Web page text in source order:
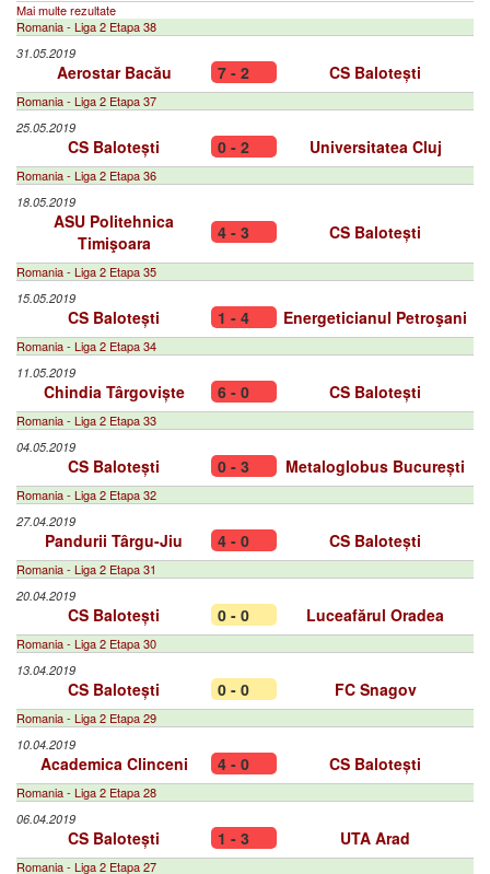
Mai multe rezultate
Romania - Liga 2 Etapa 38
31.05.2019
Aerostar Bacău 7 - 2 CS Balotești
Romania - Liga 2 Etapa 37
25.05.2019
CS Balotești 0 - 2 Universitatea Cluj
Romania - Liga 2 Etapa 36
18.05.2019
ASU Politehnica
Timişoara
4 - 3 CS Balotești
Romania - Liga 2 Etapa 35
15.05.2019
CS Balotești 1 - 4 Energeticianul Petroşani
Romania - Liga 2 Etapa 34
11.05.2019
Chindia Târgoviște 6 - 0 CS Balotești
Romania - Liga 2 Etapa 33
04.05.2019
CS Balotești 0 - 3 Metaloglobus București
Romania - Liga 2 Etapa 32
27.04.2019
Pandurii Târgu-Jiu 4 - 0 CS Balotești
Romania - Liga 2 Etapa 31
20.04.2019
CS Balotești 0 - 0 Luceafărul Oradea
Romania - Liga 2 Etapa 30
13.04.2019
CS Balotești 0 - 0 FC Snagov
Romania - Liga 2 Etapa 29
10.04.2019
Academica Clinceni 4 - 0 CS Balotești
Romania - Liga 2 Etapa 28
06.04.2019
CS Balotești 1 - 3 UTA Arad
Romania - Liga 2 Etapa 27